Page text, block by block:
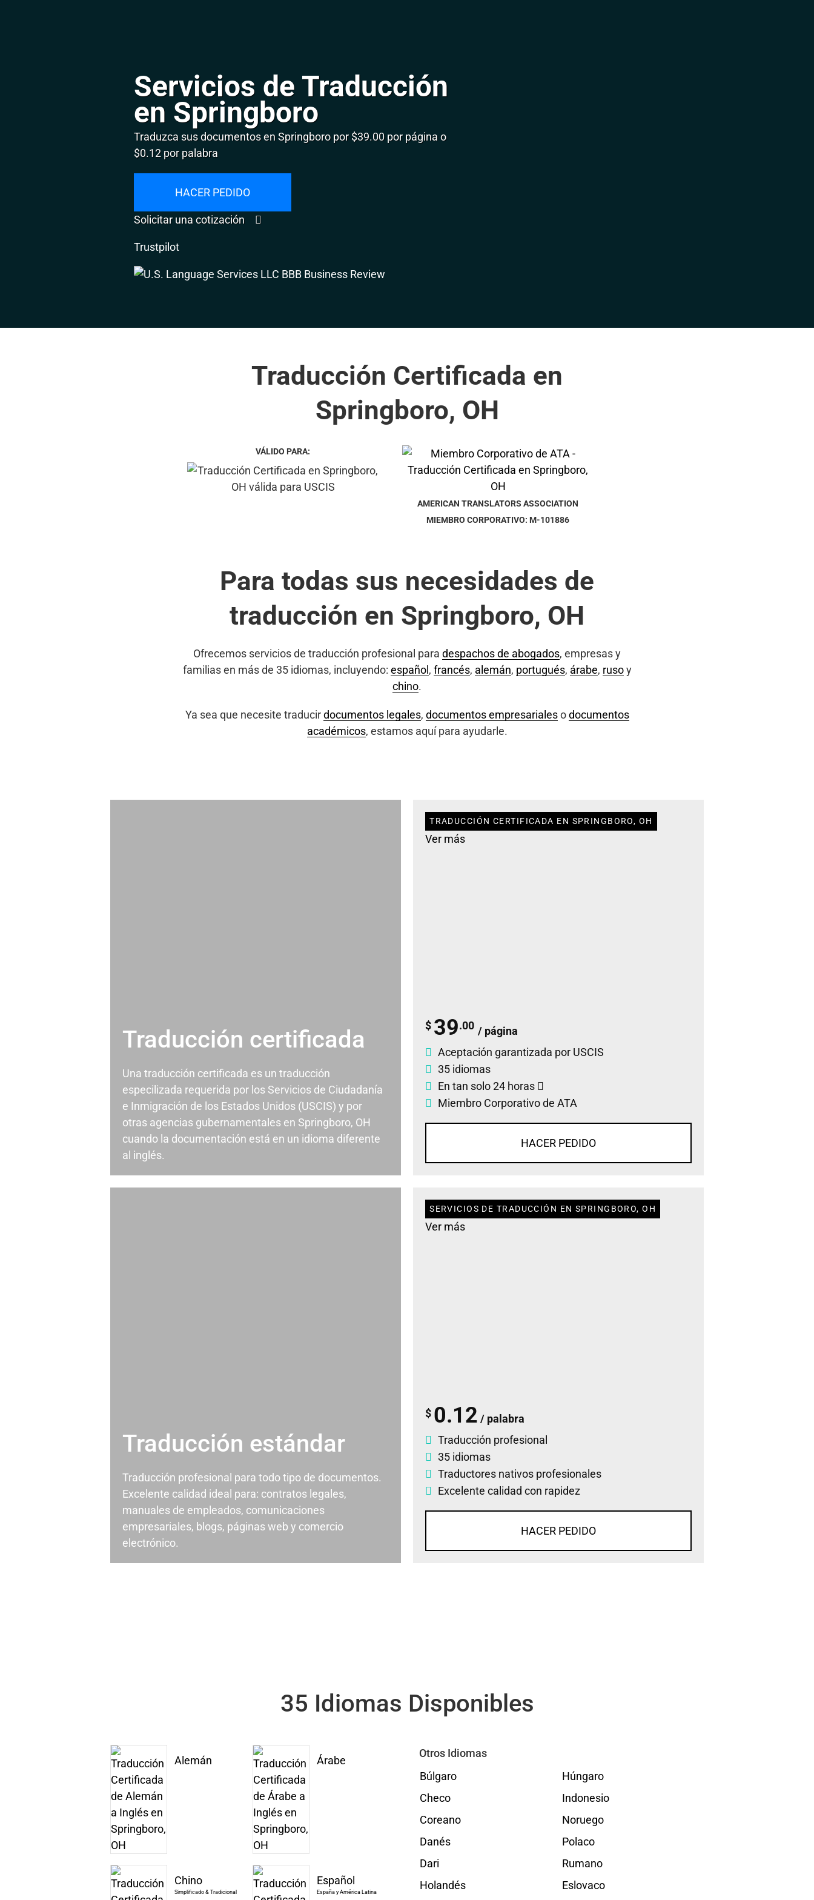
Servicios de Traducción
en Springboro
Traduzca sus documentos en Springboro por $39.00 por página o
$0.12 por palabra
HACER PEDIDO
Solicitar una cotización
Trustpilot
Traducción Certificada en
Springboro, OH
VÁLIDO PARA:
AMERICAN TRANSLATORS ASSOCIATION
MIEMBRO CORPORATIVO: M-101886
Para todas sus necesidades de
traducción en Springboro, OH
Ofrecemos servicios de traducción profesional para despachos de abogados, empresas y
familias en más de 35 idiomas, incluyendo: español , francés, alemán, portugués, árabe, rusoy
chino.
Ya sea que necesite traducirdocumentos legales, documentos empresarialesodocumentos
académicos, estamos aquí para ayudarle.
Traducción certificada
Una traducción certificada es un traducción
especilizada requerida por los Servicios de Ciudadanía
e Inmigración de los Estados Unidos (USCIS) y por
otras agencias gubernamentales en Springboro, OH
cuando la documentación está en un idioma diferente
al inglés.
TRADUCCIÓN CERTIFICADA EN SPRINGBORO, OH
Ver más
$ 39.00 / página
Aceptación garantizada por USCIS
35 idiomas
En tan solo 24 horas
Miembro Corporativo de ATA
HACER PEDIDO
Traducción estándar
Traducción profesional para todo tipo de documentos.
Excelente calidad ideal para: contratos legales,
manuales de empleados, comunicaciones
empresariales, blogs, páginas web y comercio
electrónico.
SERVICIOS DE TRADUCCIÓN EN SPRINGBORO, OH
Ver más
$ 0.12 / palabra
Traducción profesional
35 idiomas
Traductores nativos profesionales
Excelente calidad con rapidez
HACER PEDIDO
35 Idiomas Disponibles
Alemán Árabe
Chino
Simplificado & Tradicional
Español
España y América Latina
Otros Idiomas
Búlgaro
Checo
Coreano
Danés
Dari
Holandés
Húngaro
Indonesio
Noruego
Polaco
Rumano
Eslovaco